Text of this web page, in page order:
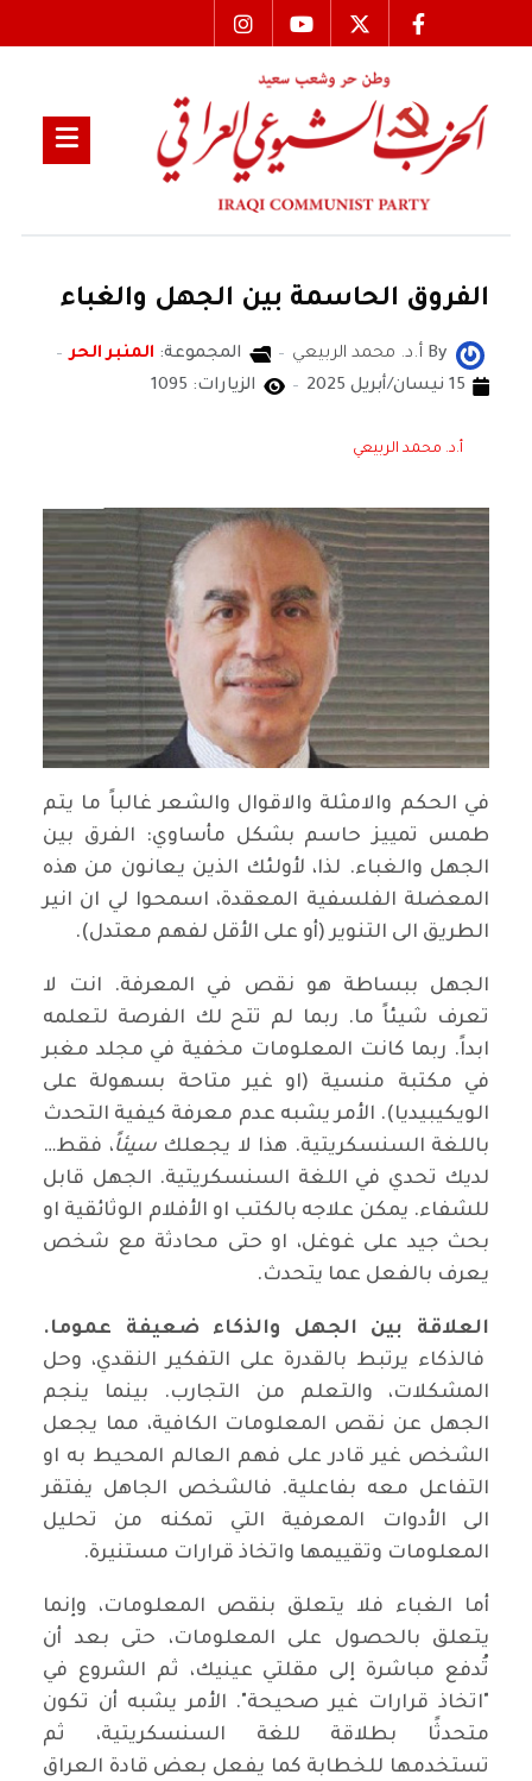
الفروق الحاسمة بين الجهل والغباء
By أ.د. محمد الربيعي المجموعة: المنبر الحر
15 نيسان/أبريل 2025
الزيارات: 1095
أ.د. محمد الربيعي
في الحكم والامثلة والاقوال والشعر غالباً ما يتم
طمس تمييز حاسم بشكل مأساوي: الفرق بين
الجهل والغباء. لذا، لأولئك الذين يعانون من هذه
المعضلة الفلسفية المعقدة، اسمحوا لي ان انير
الطريق الى التنوير (أو على الأقل لفهم معتدل).
الجهل ببساطة هو نقص في المعرفة. انت لا
تعرف شيئاً ما. ربما لم تتح لك الفرصة لتعلمه
ابداً. ربما كانت المعلومات مخفية في مجلد مغبر
في مكتبة منسية (او غير متاحة بسهولة على
الويكيبيديا). الأمر يشبه عدم معرفة كيفية التحدث
باللغة السنسكريتية. هذا لا يجعلكسيئاً، فقط…
لديك تحدي في اللغة السنسكريتية. الجهل قابل
للشفاء. يمكن علاجه بالكتب او الأفلام الوثائقية او
بحث جيد على غوغل، او حتى محادثة مع شخص
يعرف بالفعل عما يتحدث.
العلاقة بين الجهل والذكاء ضعيفة عموما.
فالذكاء يرتبط بالقدرة على التفكير النقدي، وحل
المشكلات، والتعلم من التجارب. بينما ينجم
الجهل عن نقص المعلومات الكافية، مما يجعل
الشخص غير قادر على فهم العالم المحيط به او
التفاعل معه بفاعلية. فالشخص الجاهل يفتقر
الى الأدوات المعرفية التي تمكنه من تحليل
المعلومات وتقييمها واتخاذ قرارات مستنيرة.
أما الغباء فلا يتعلق بنقص المعلومات، وإنما
يتعلق بالحصول على المعلومات، حتى بعد أن
تُدفع مباشرة إلى مقلتي عينيك، ثم الشروع في
"اتخاذ قرارات غير صحيحة". الأمر يشبه أن تكون
متحدثًا بطلاقة للغة السنسكريتية، ثم
تستخدمها للخطابة كما يفعل بعض قادة العراق